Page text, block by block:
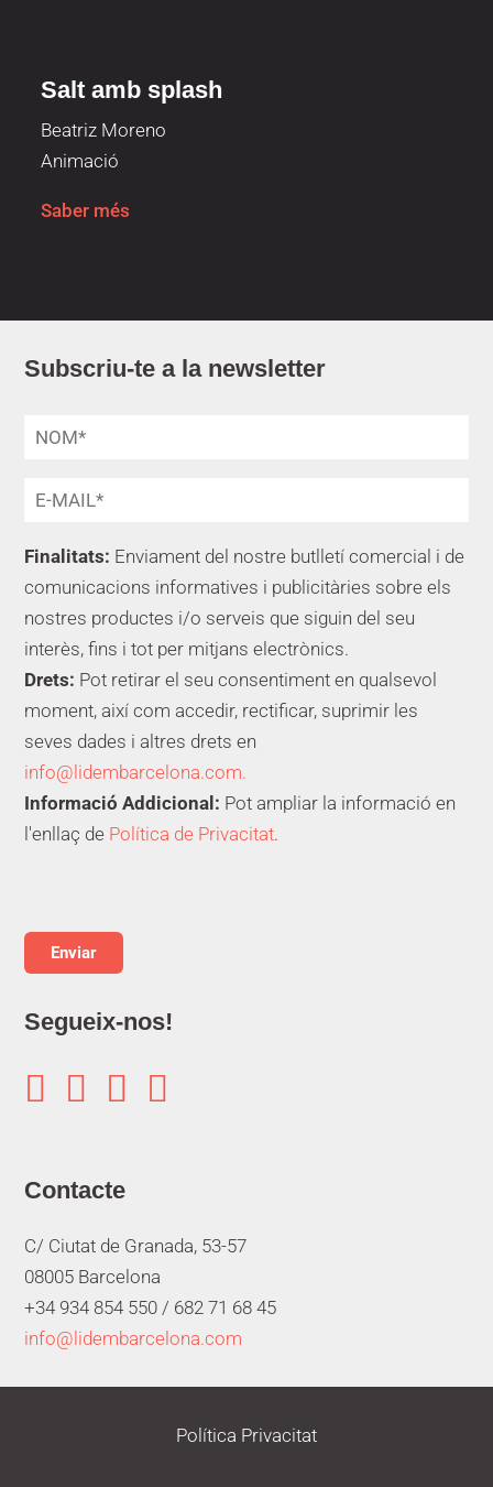
Salt amb splash
Beatriz Moreno
Animació
Saber més
Subscriu-te a la newsletter
Finalitats: Enviament del nostre butlletí comercial i de
comunicacions informatives i publicitàries sobre els
nostres productes i/o serveis que siguin del seu
interès, fins i tot per mitjans electrònics.
Drets: Pot retirar el seu consentiment en qualsevol
moment, així com accedir, rectificar, suprimir les
seves dades i altres drets en
info@lidembarcelona.com.
Informació Addicional: Pot ampliar la informació en
l'enllaç de Política de Privacitat.
Segueix-nos!
   
Contacte
C/ Ciutat de Granada, 53-57
08005 Barcelona
+34 934 854 550 / 682 71 68 45
info@lidembarcelona.com
Política Privacitat